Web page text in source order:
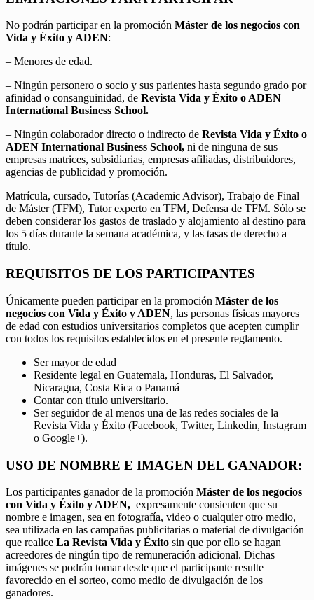
No podrán participar en la promoción Máster de los negocios con
Vida y Éxito y ADEN:
– Menores de edad.
– Ningún personero o socio y sus parientes hasta segundo grado por
afinidad o consanguinidad, de Revista Vida y Éxito o ADEN
International Business School.
– Ningún colaborador directo o indirecto de Revista Vida y Éxito o
ADEN International Business School, ni de ninguna de sus
empresas matrices, subsidiarias, empresas afiliadas, distribuidores,
agencias de publicidad y promoción.
Matrícula, cursado, Tutorías (Academic Advisor), Trabajo de Final
de Máster (TFM), Tutor experto en TFM, Defensa de TFM. Sólo se
deben considerar los gastos de traslado y alojamiento al destino para
los 5 días durante la semana académica, y las tasas de derecho a
título.
REQUISITOS DE LOS PARTICIPANTES
Únicamente pueden participar en la promoción Máster de los
negocios con Vida y Éxito y ADEN, las personas físicas mayores
de edad con estudios universitarios completos que acepten cumplir
con todos los requisitos establecidos en el presente reglamento.
Ser mayor de edad
Residente legal en Guatemala, Honduras, El Salvador,
Nicaragua, Costa Rica o Panamá
Contar con título universitario.
Ser seguidor de al menos una de las redes sociales de la
Revista Vida y Éxito (Facebook, Twitter, Linkedin, Instagram
o Google+).
USO DE NOMBRE E IMAGEN DEL GANADOR:
Los participantes ganador de la promoción Máster de los negocios
con Vida y Éxito y ADEN, expresamente consienten que su
nombre e imagen, sea en fotografía, video o cualquier otro medio,
sea utilizada en las campañas publicitarias o material de divulgación
que realice La Revista Vida y Éxito sin que por ello se hagan
acreedores de ningún tipo de remuneración adicional. Dichas
imágenes se podrán tomar desde que el participante resulte
favorecido en el sorteo, como medio de divulgación de los
ganadores.